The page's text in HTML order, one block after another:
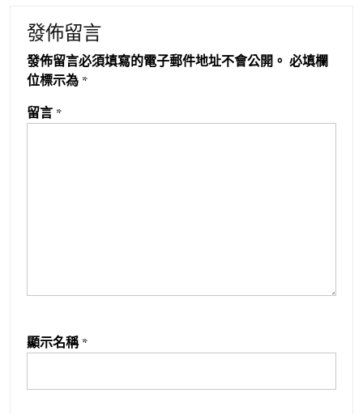
發佈留言
發佈留言必須填寫的電子郵件地址不會公開。 必填欄
位標示為 *
留言 *
顯示名稱 *